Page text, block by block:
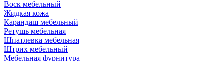
Воск мебельный
Жидкая кожа
Карандаш мебельный
Ретушь мебельная
Шпатлевка мебельная
Штрих мебельный
Мебельная фурнитура